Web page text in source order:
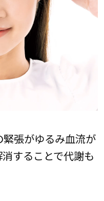
張がゆるみ血流が
することで代謝も